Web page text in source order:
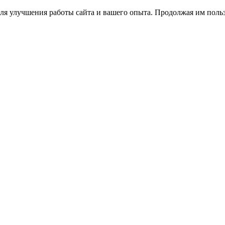
работы сайта и вашего опыта. Продолжая им